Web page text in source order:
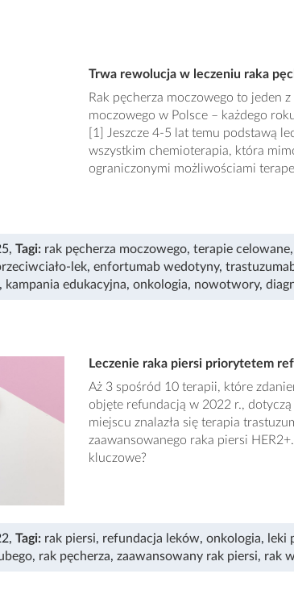
Trwa rewolucja w leczeniu raka
Rak pęcherza moczowego to jeden
moczowego w Polsce – każdego
[1] Jeszcze 4-5 lat temu podstawą
wszystkim chemioterapia, która
ograniczonymi możliwościami
, Tagi: rak pęcherza moczowego, terapie celowane,
lek, enfortumab wedotyny,
, kampania edukacyjna, onkologia, nowotwory,
Leczenie raka piersi priorytetem
Aż 3 spośród 10 terapii, które
objęte refundacją w 2022 r.,
miejscu znalazła się terapia
zaawansowanego raka piersi
kluczowe?
, Tagi: rak piersi, refundacja leków, onkologia, leki
, rak pęcherza, zaawansowany rak piersi, rak